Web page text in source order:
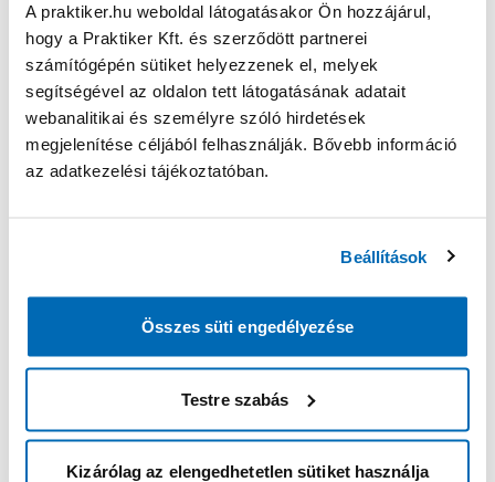
A praktiker.hu weboldal látogatásakor Ön hozzájárul,
hogy a Praktiker Kft. és szerződött partnerei
számítógépén sütiket helyezzenek el, melyek
segítségével az oldalon tett látogatásának adatait
webanalitikai és személyre szóló hirdetések
megjelenítése céljából felhasználják. Bővebb információ
az adatkezelési tájékoztatóban.
Beállítások
Összes süti engedélyezése
Testre szabás
Kizárólag az elengedhetetlen sütiket használja
Oldal újratöltése